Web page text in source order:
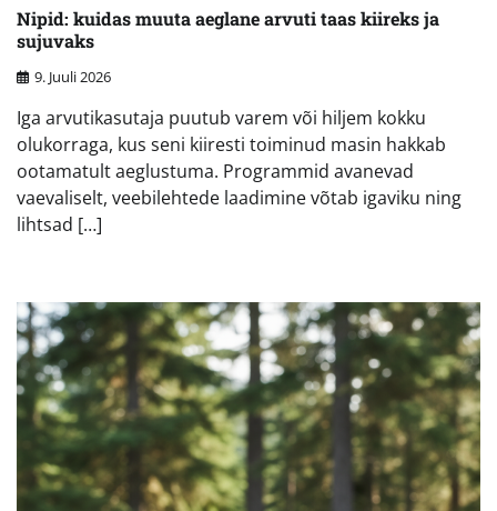
Nipid: kuidas muuta aeglane arvuti taas kiireks ja
sujuvaks
9. Juuli 2026
Iga arvutikasutaja puutub varem või hiljem kokku
olukorraga, kus seni kiiresti toiminud masin hakkab
ootamatult aeglustuma. Programmid avanevad
vaevaliselt, veebilehtede laadimine võtab igaviku ning
lihtsad […]